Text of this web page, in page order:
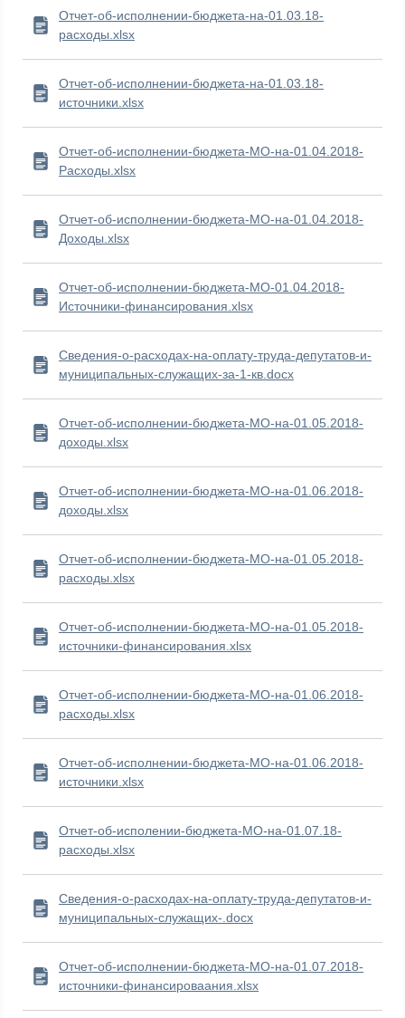
Отчет-об-исполнении-бюджета-на-01.03.18-
расходы.xlsx
Отчет-об-исполнении-бюджета-на-01.03.18-
источники.xlsx
Отчет-об-исполнении-бюджета-МО-на-01.04.2018-
Расходы.xlsx
Отчет-об-исполнении-бюджета-МО-на-01.04.2018-
Доходы.xlsx
Отчет-об-исполнении-бюджета-МО-01.04.2018-
Источники-финансирования.xlsx
Сведения-о-расходах-на-оплату-труда-депутатов-и-
муниципальных-служащих-за-1-кв.docx
Отчет-об-исполнении-бюджета-МО-на-01.05.2018-
доходы.xlsx
Отчет-об-исполнении-бюджета-МО-на-01.06.2018-
доходы.xlsx
Отчет-об-исполнении-бюджета-МО-на-01.05.2018-
расходы.xlsx
Отчет-об-исполнении-бюджета-МО-на-01.05.2018-
источники-финансирования.xlsx
Отчет-об-исполнении-бюджета-МО-на-01.06.2018-
расходы.xlsx
Отчет-об-исполнении-бюджета-МО-на-01.06.2018-
источники.xlsx
Отчет-об-исполении-бюджета-МО-на-01.07.18-
расходы.xlsx
Сведения-о-расходах-на-оплату-труда-депутатов-и-
муниципальных-служащих-.docx
Отчет-об-исполнении-бюджета-МО-на-01.07.2018-
источники-финансироваания.xlsx